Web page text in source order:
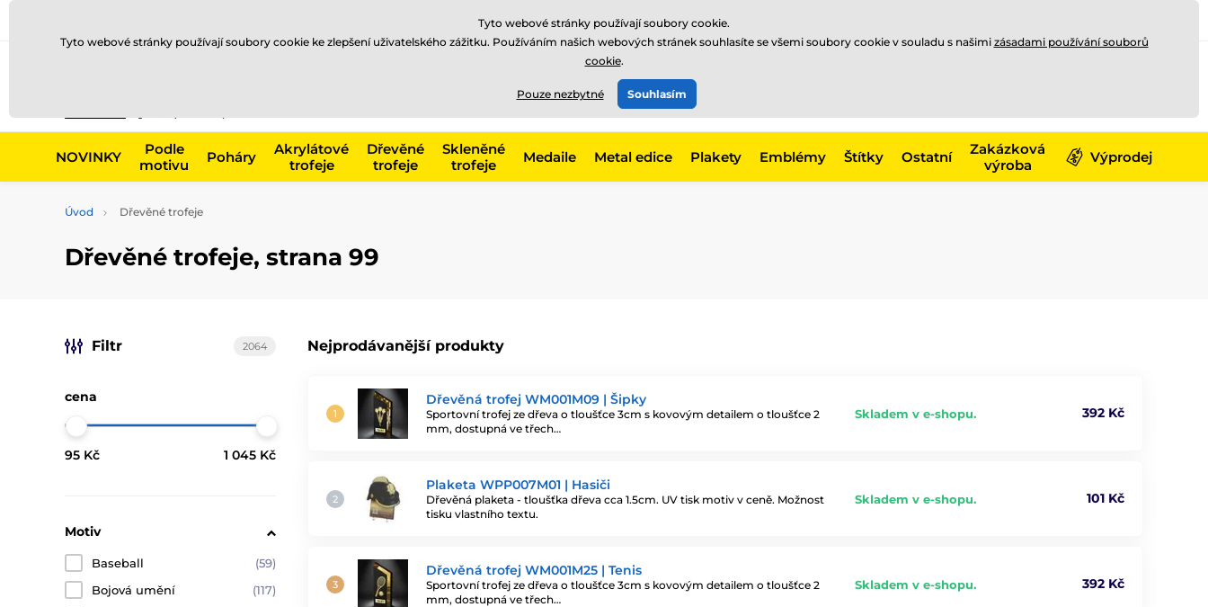
775 400 255
Zavolejte nám
NOVINKY
Podle
motivu
Poháry
Akrylátové
trofeje
Dřevěné
trofeje
Skleněné
trofeje
Medaile Metal edice Plakety Emblémy Štítky Ostatní
Zakázková
výroba
Výprodej
Úvod Dřevěné trofeje
Dřevěné trofeje, strana 99
Nejprodávanější produkty
Dřevěná trofej WM001M09 | Šipky
Sportovní trofej ze dřeva o tloušťce 3cm s kovovým detailem o tloušťce 2
mm, dostupná ve třech…
Skladem v e-shopu. 392 Kč
Plaketa WPP007M01 | Hasiči
Dřevěná plaketa - tloušťka dřeva cca 1.5cm. UV tisk motiv v ceně. Možnost
tisku vlastního textu.
Skladem v e-shopu. 101 Kč
Dřevěná trofej WM001M25 | Tenis
Sportovní trofej ze dřeva o tloušťce 3cm s kovovým detailem o tloušťce 2
mm, dostupná ve třech…
Skladem v e-shopu. 392 Kč
Filtr 2064
cena
95 Kč 1 045 Kč
Motiv
Baseball
(59)
Bojová umění
(117)
Tyto webové stránky používají soubory cookie.
Tyto webové stránky používají soubory cookie ke zlepšení uživatelského zážitku. Používáním našich webových stránek souhlasíte se všemi soubory cookie v souladu s našimi zásadami používání souborů
cookie.
Pouze nezbytné Souhlasím